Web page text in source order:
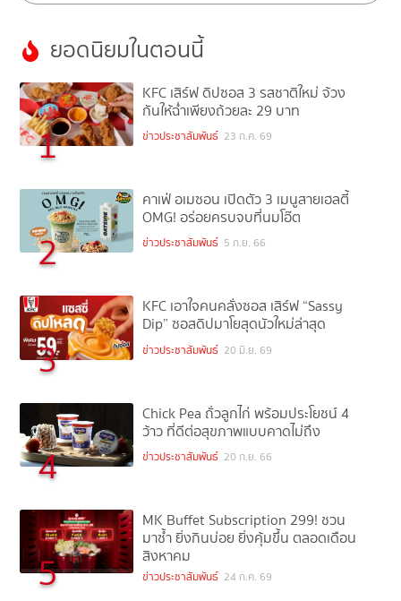
ยอดนิยมในตอนนี้
1
KFC เสิร์ฟ ดิปซอส 3 รสชาติใหม่ จ้วง
กันให้ฉ่ำเพียงถ้วยละ 29 บาท
ข่าวประชาสัมพันธ์ 23 ก.ค. 69
2
คาเฟ่ อเมซอน เปิดตัว 3 เมนูสายเฮลตี้
OMG! อร่อยครบจบที่นมโอ๊ต
ข่าวประชาสัมพันธ์ 5 ก.ย. 66
3
KFC เอาใจคนคลั่งซอส เสิร์ฟ “Sassy
Dip” ซอสดิปมาโยสุดนัวใหม่ล่าสุด
ข่าวประชาสัมพันธ์ 20 มิ.ย. 69
4
Chick Pea ถั่วลูกไก่ พร้อมประโยชน์ 4
ว้าว ที่ดีต่อสุขภาพแบบคาดไม่ถึง
ข่าวประชาสัมพันธ์ 20 ก.ย. 66
5
MK Buffet Subscription 299! ชวน
มาซ้ำ ยิ่งกินบ่อย ยิ่งคุ้มขึ้น ตลอดเดือน
สิงหาคม
ข่าวประชาสัมพันธ์ 24 ก.ค. 69